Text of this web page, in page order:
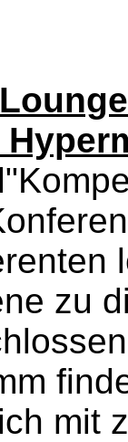
zu
mit